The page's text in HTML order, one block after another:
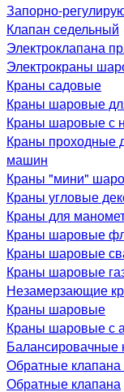
Запорно-
Клапан седельный
Электроклапана
Электрокраны
Краны садовые
Краны шаровые
Краны шаровые с
Краны проходные
машин
Краны "мини"
Краны угловые
Краны для
Краны шаровые
Краны шаровые
Краны шаровые
Незамерзающие
Краны шаровые
Краны шаровые с
Балансировачные
Обратные
Обратные клапана